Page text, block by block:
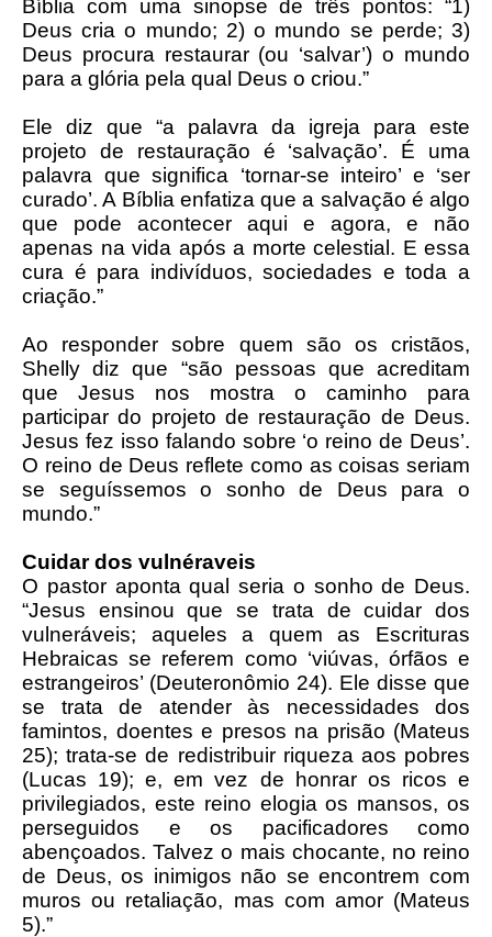
Bíblia com uma sinopse de três pontos: “1)
Deus cria o mundo; 2) o mundo se perde; 3)
Deus procura restaurar (ou ‘salvar’) o mundo
para a glória pela qual Deus o criou.”
Ele diz que “a palavra da igreja para este
projeto de restauração é ‘salvação’. É uma
palavra que significa ‘tornar-se inteiro’ e ‘ser
curado’. A Bíblia enfatiza que a salvação é algo
que pode acontecer aqui e agora, e não
apenas na vida após a morte celestial. E essa
cura é para indivíduos, sociedades e toda a
criação.”
Ao responder sobre quem são os cristãos,
Shelly diz que “são pessoas que acreditam
que Jesus nos mostra o caminho para
participar do projeto de restauração de Deus.
Jesus fez isso falando sobre ‘o reino de Deus’.
O reino de Deus reflete como as coisas seriam
se seguíssemos o sonho de Deus para o
mundo.”
Cuidar dos vulnéraveis
O pastor aponta qual seria o sonho de Deus.
“Jesus ensinou que se trata de cuidar dos
vulneráveis; aqueles a quem as Escrituras
Hebraicas se referem como ‘viúvas, órfãos e
estrangeiros’ (Deuteronômio 24). Ele disse que
se trata de atender às necessidades dos
famintos, doentes e presos na prisão (Mateus
25); trata-se de redistribuir riqueza aos pobres
(Lucas 19); e, em vez de honrar os ricos e
privilegiados, este reino elogia os mansos, os
perseguidos e os pacificadores como
abençoados. Talvez o mais chocante, no reino
de Deus, os inimigos não se encontrem com
muros ou retaliação, mas com amor (Mateus
5).”